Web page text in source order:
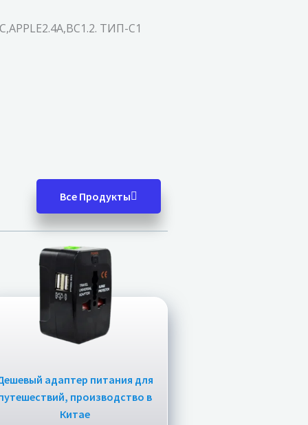
ТИП-C1
Все Продукты
адаптер питания для
производство в
Китае